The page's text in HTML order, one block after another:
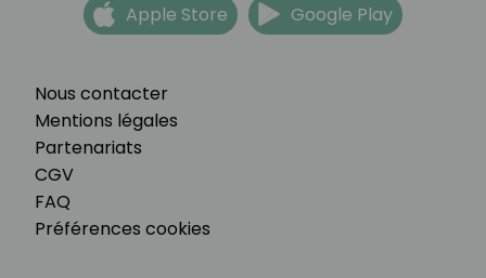
Nous contacter
Mentions légales
Partenariats
CGV
FAQ
Préférences cookies
Apple Store Google Play